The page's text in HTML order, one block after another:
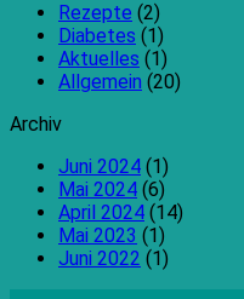
Rezepte (2)
Diabetes (1)
Aktuelles (1)
Allgemein (20)
Archiv
Juni 2024 (1)
Mai 2024 (6)
April 2024 (14)
Mai 2023 (1)
Juni 2022 (1)